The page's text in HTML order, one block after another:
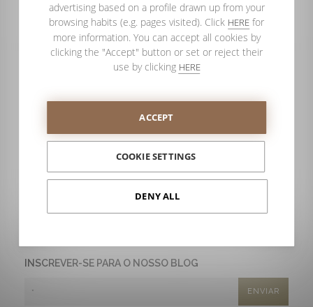
INSCREVER-SE PARA O NOSSO BLOG
advertising based on a profile drawn up from your
browsing habits (e.g. pages visited). Click HERE for
more information. You can accept all cookies by
clicking the "Accept" button or set or reject their
use by clicking HERE
ACCEPT
COOKIE SETTINGS
DENY ALL